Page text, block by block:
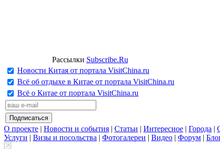
Рассылки Subscribe.Ru
Новости Китая от портала VisitChina.ru
Всё об отдыхе в Китае от портала VisitChina.ru
Всё о Китае от портала VisitChina.ru
О проекте | Новости и события | Статьи | Интересное | Города |
Услуги | Визы и посольства | Фотогалереи | Видео | Форум |